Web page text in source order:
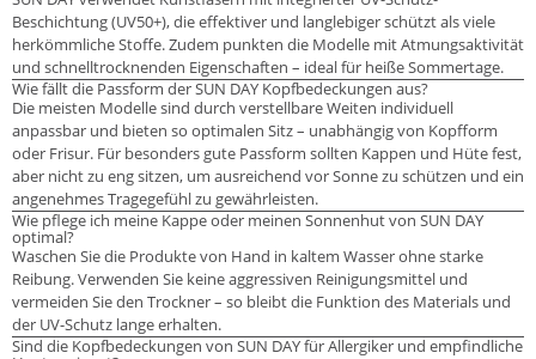
Beschichtung (UV50+), die effektiver und langlebiger schützt als viele
herkömmliche Stoffe. Zudem punkten die Modelle mit Atmungsaktivität
und schnelltrocknenden Eigenschaften – ideal für heiße Sommertage.
Wie fällt die Passform der SUN DAY Kopfbedeckungen aus?
Die meisten Modelle sind durch verstellbare Weiten individuell
anpassbar und bieten so optimalen Sitz – unabhängig von Kopfform
oder Frisur. Für besonders gute Passform sollten Kappen und Hüte fest,
aber nicht zu eng sitzen, um ausreichend vor Sonne zu schützen und ein
angenehmes Tragegefühl zu gewährleisten.
Wie pflege ich meine Kappe oder meinen Sonnenhut von SUN DAY
optimal?
Waschen Sie die Produkte von Hand in kaltem Wasser ohne starke
Reibung. Verwenden Sie keine aggressiven Reinigungsmittel und
vermeiden Sie den Trockner – so bleibt die Funktion des Materials und
der UV-Schutz lange erhalten.
Sind die Kopfbedeckungen von SUN DAY für Allergiker und empfindliche